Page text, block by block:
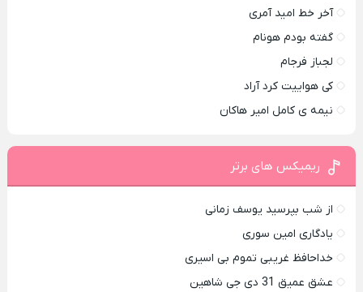
آخر خط امید آمری
گفته بودم هونام
لجباز فرجام
کی هواییت کرد آراد
نیمه ی کامل امیر هاکان
ریمیکس های برتر
از شب بپرسید یوسف زمانی
یادگاری امین سوری
خداحافظ غریبی تموم بی اسیری
عشق عمیق 31 دی جی شاهین